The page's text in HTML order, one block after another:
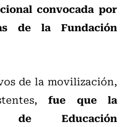
convocada por
de la Fundación
de la movilización,
fue que la
de Educación